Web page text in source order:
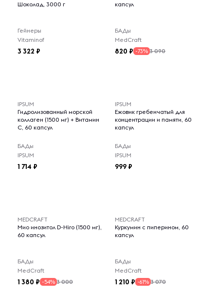
Шоколад, 3000 г
Гейнеры
Vitaminof
3 322
капсул
БАДы
MedCraft
820 -73% 3 090
IPSUM
Гидролизованный морской
коллаген (1500 мг) + Витамин
C, 60 капсул
БАДы
IPSUM
1 714
IPSUM
Ежовик гребенчатый для
концентрации и памяти, 60
капсул
БАДы
IPSUM
999
MEDCRAFT
Мио инозитол D-Hiro (1500 мг),
60 капсул
БАДы
MedCraft
1 380 -54% 3 000
MEDCRAFT
Куркумин с пиперином, 60
капсул
БАДы
MedCraft
1 210 -61% 3 070